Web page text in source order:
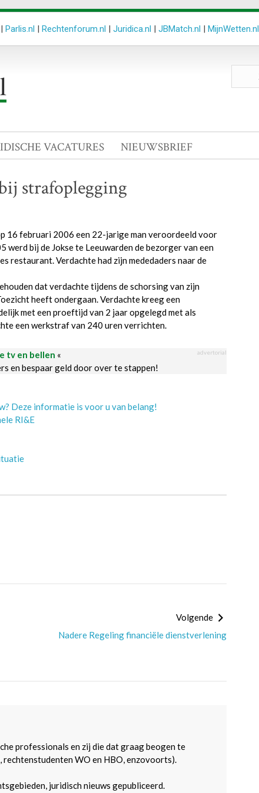
| Parlis.nl | Rechtenforum.nl | Juridica.nl | JBMatch.nl | MijnWetten.nl
VACATURES NIEUWSBRIEF
strafoplegging
16 februari 2006 een 22-jarige man veroordeeld voor
bij de Jokse te Leeuwarden de bezorger van een
restaurant. Verdachte had zijn mededaders naar de
dat verdachte tijdens de schorsing van zijn
heeft ondergaan. Verdachte kreeg een
met een proeftijd van 2 jaar opgelegd met als
een werkstraf van 240 uren verrichten.
tv en bellen « advertorial
en bespaar geld door over te stappen!
Deze informatie is voor u van belang!
RI&E
Volgende
Nadere Regeling financiële dienstverlening
professionals en zij die dat graag beogen te
WO en HBO, enzovoorts).
juridisch nieuws gepubliceerd.